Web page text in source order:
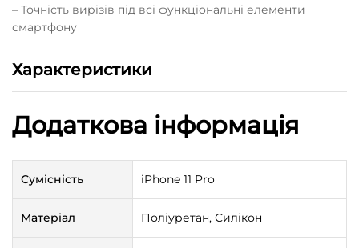
– Точність вирізів під всі функціональні елементи
смартфону
Характеристики
Додаткова інформація
Сумісність iPhone 11 Pro
Матеріал Поліуретан, Силікон